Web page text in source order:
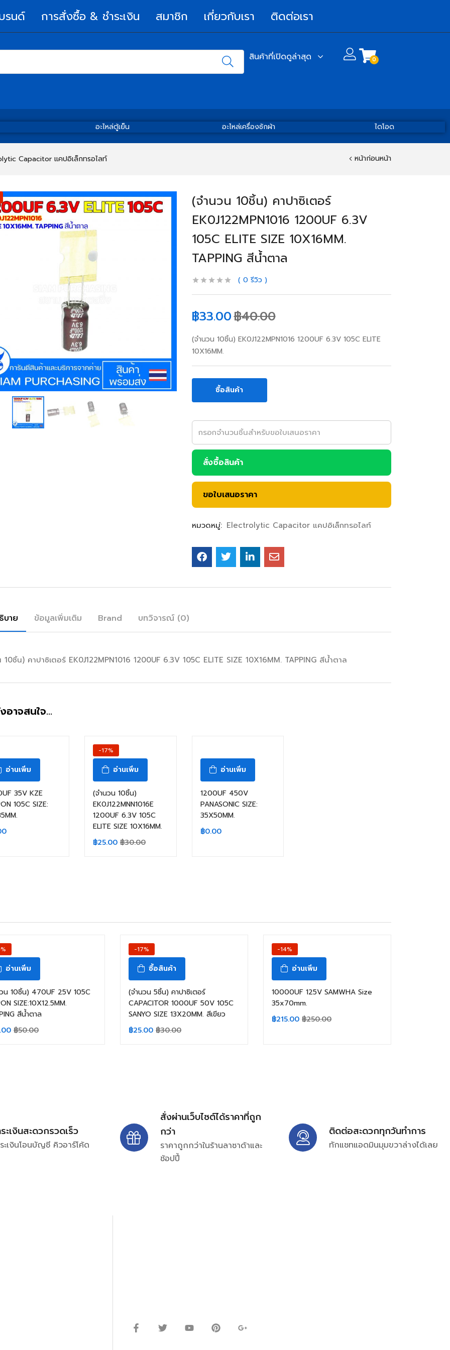
รนด์ การสั่งซื้อ & ชำระเงิน สมาชิก เกี่ยวกับเรา ติดต่อเรา
สินค้าที่เปิดดูล่าสุด 0
อะไหล่ตู้เย็น อะไหล่เครื่องซักผ้า ไดโอด
Capacitor แคปอิเล็กทรอไลท์ หน้าก่อนหน้า
(จำนวน 10ชิ้น) คาปาซิเตอร์
EK0J122MPN1016 1200UF 6.3V
105C ELITE SIZE 10X16MM.
TAPPING สีน้ำตาล
0 รีวิว
฿33.00฿40.00
(จำนวน 10ชิ้น) EK0J122MPN1016 1200UF 6.3V 105C ELITE
10X16MM.
ซื้อสินค้า
สั่งซื้อสินค้า
ขอใบเสนอราคา
หมวดหมู่: Electrolytic Capacitor แคปอิเล็กทรอไลท์
บาย ข้อมูลเพิ่มเติม Brand บทวิจารณ์ (0)
10ชิ้น) คาปาซิเตอร์ EK0J122MPN1016 1200UF 6.3V 105C ELITE SIZE 10X16MM. TAPPING สีน้ำตาล
าจสนใจ…
อ่านเพิ่ม
35V KZE
105C SIZE:
สินค้าหมดแล้ว
-17%
อ่านเพิ่ม
(จำนวน 10ชิ้น)
EK0J122MNN1016E
1200UF 6.3V 105C
ELITE SIZE 10X16MM.
฿25.00 ฿30.00
อ่านเพิ่ม
1200UF 450V
PANASONIC SIZE:
35X50MM.
฿0.00
อ่านเพิ่ม
น 10ชิ้น) 470UF 25V 105C
SIZE:10X12.5MM.
สีน้ำตาล
฿50.00
-17%
ซื้อสินค้า
(จำนวน 5ชิ้น) คาปาซิเตอร์
CAPACITOR 1000UF 50V 105C
SANYO SIZE 13X20MM. สีเขียว
฿25.00 ฿30.00
-14%
อ่านเพิ่ม
10000UF 125V SAMWHA Size
35x70mm.
฿215.00 ฿250.00
ะเงินสะดวกรวดเร็ว
ะเงินโอนบัญชี คิวอาร์โค้ด
สั่งผ่านเว็บไซต์ได้ราคาที่ถูก
กว่า
ราคาถูกกว่าในร้านลาซาด้าและ
ช้อปปี้
ติดต่อสะดวกทุกวันทำการ
ทักแชทแอดมินมุมขวาล่างได้เลย